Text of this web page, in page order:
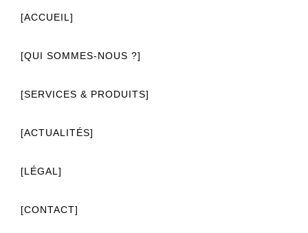
[ACCUEIL]
[QUI SOMMES-NOUS ?]
[SERVICES & PRODUITS]
[ACTUALITÉS]
[LÉGAL]
[CONTACT]